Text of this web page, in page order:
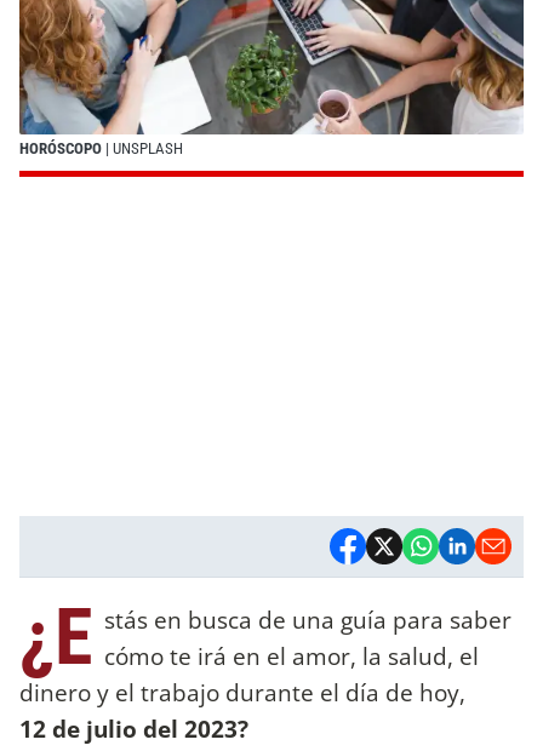
HORÓSCOPO | UNSPLASH
¿E stás en busca de una guía para saber
cómo te irá en el amor, la salud, el
dinero y el trabajo durante el día de hoy,
12 de julio del 2023?